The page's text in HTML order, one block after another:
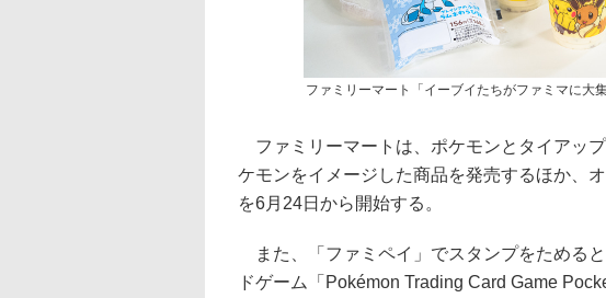
ファミリーマート「イーブイたちがファミマに大
ファミリーマートは、ポケモンとタイアッ
ケモンをイメージした商品を発売するほか、
を6月24日から開始する。
また、「ファミペイ」でスタンプをためる
ドゲーム「Pokémon Trading Card Game